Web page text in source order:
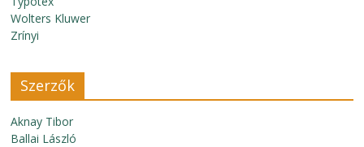
Wolters Kluwer
Zrínyi
Szerzők
Aknay Tibor
Ballai László